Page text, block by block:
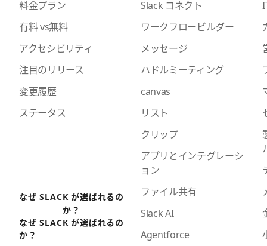
料金プラン
有料 vs無料
アクセシビリティ
注目のリリース
変更履歴
ステータス
なぜ SLACK が選ばれるの
か？
なぜ SLACK が選ばれるの
か？
Slack コネクト
ワークフロービルダー
メッセージ
ハドルミーティング
canvas
リスト
クリップ
アプリとインテグレーシ
ョン
ファイル共有
Slack AI
Agentforce